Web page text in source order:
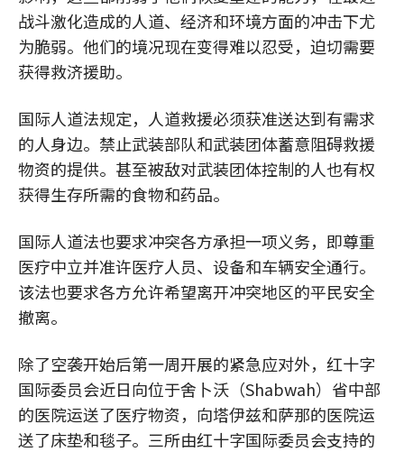
战斗激化造成的人道、经济和环境方面的冲击下尤
为脆弱。他们的境况现在变得难以忍受，迫切需要
获得救济援助。
国际人道法规定，人道救援必须获准送达到有需求
的人身边。禁止武装部队和武装团体蓄意阻碍救援
物资的提供。甚至被敌对武装团体控制的人也有权
获得生存所需的食物和药品。
国际人道法也要求冲突各方承担一项义务，即尊重
医疗中立并准许医疗人员、设备和车辆安全通行。
该法也要求各方允许希望离开冲突地区的平民安全
撤离。
除了空袭开始后第一周开展的紧急应对外，红十字
国际委员会近日向位于舍卜沃（Shabwah）省中部
的医院运送了医疗物资，向塔伊兹和萨那的医院运
送了床垫和毯子。三所由红十字国际委员会支持的